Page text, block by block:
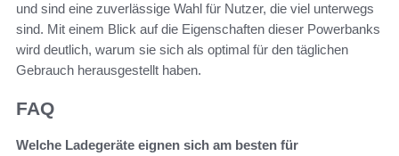
und sind eine zuverlässige Wahl für Nutzer, die viel unterwegs
sind. Mit einem Blick auf die Eigenschaften dieser Powerbanks
wird deutlich, warum sie sich als optimal für den täglichen
Gebrauch herausgestellt haben.
FAQ
Welche Ladegeräte eignen sich am besten für